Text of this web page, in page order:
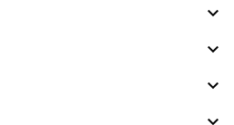


